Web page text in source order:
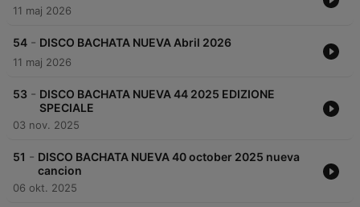
11 maj 2026
54 - DISCO BACHATA NUEVA Abril 2026
11 maj 2026
53 - DISCO BACHATA NUEVA 44 2025 EDIZIONE
SPECIALE
03 nov. 2025
51 - DISCO BACHATA NUEVA 40 october 2025 nueva
cancion
06 okt. 2025